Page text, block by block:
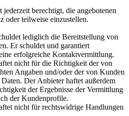
jederzeit berechtigt, die angebotenen
oder teilweise einzustellen.
lediglich die Bereitstellung von
Er schuldet und garantiert
erfolgreiche Kontaktvermittlung.
nicht für die Richtigkeit der von
Angaben und/oder der von Kunden
Daten. Der Anbieter haftet außerdem
der Ergebnisse der Vermittlung
der Kundenprofile.
nicht für rechtswidrige Handlungen